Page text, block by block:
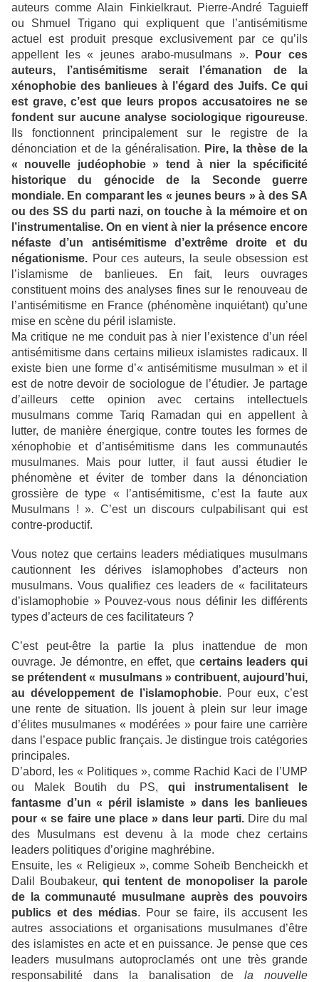
auteurs comme Alain Finkielkraut. Pierre-André Taguieff
ou Shmuel Trigano qui expliquent que l’antisémitisme
actuel est produit presque exclusivement par ce qu’ils
appellent les « jeunes arabo-musulmans ».
Pour ces
auteurs, l’antisémitisme serait l’émanation de la
xénophobie des banlieues à l’égard des Juifs. Ce qui
est grave, c’est que leurs propos accusatoires ne se
fondent sur aucune analyse sociologique rigoureuse.
Ils fonctionnent principalement sur le registre de la
dénonciation et de la généralisation. Pire, la thèse de la
« nouvelle judéophobie » tend à nier la spécificité
historique du génocide de la Seconde guerre
mondiale. En comparant les « jeunes beurs » à des SA
ou des SS du parti nazi, on touche à la mémoire et on
l’instrumentalise. On en vient à nier la présence encore
néfaste d’un antisémitisme d’extrême droite et du
négationisme. Pour ces auteurs, la seule obsession est
l’islamisme de banlieues. En fait, leurs ouvrages
constituent moins des analyses fines sur le renouveau de
l’antisémitisme en France (phénomène inquiétant) qu’une
mise en scène du péril islamiste.
Ma critique ne me conduit pas à nier l’existence d’un réel
antisémitisme dans certains milieux islamistes radicaux. Il
existe bien une forme d’« antisémitisme musulman » et il
est de notre devoir de sociologue de l’étudier. Je partage
d’ailleurs cette opinion avec certains intellectuels
musulmans comme Tariq Ramadan qui en appellent à
lutter, de manière énergique, contre toutes les formes de
xénophobie et d’antisémitisme dans les communautés
musulmanes. Mais pour lutter, il faut aussi étudier le
phénomène et éviter de tomber dans la dénonciation
grossière de type « l’antisémitisme, c’est la faute aux
Musulmans ! ». C’est un discours culpabilisant qui est
contre-productif.
Vous notez que certains leaders médiatiques musulmans
cautionnent les dérives islamophobes d’acteurs non
musulmans. Vous qualifiez ces leaders de « facilitateurs
d’islamophobie » Pouvez-vous nous définir les différents
types d’acteurs de ces facilitateurs ?
C’est peut-être la partie la plus inattendue de mon
ouvrage. Je démontre, en effet, que certains leaders qui
se prétendent « musulmans » contribuent, aujourd’hui,
au développement de l’islamophobie. Pour eux, c’est
une rente de situation. Ils jouent à plein sur leur image
d’élites musulmanes « modérées » pour faire une carrière
dans l’espace public français. Je distingue trois catégories
principales.
D’abord, les « Politiques », comme Rachid Kaci de l’UMP
ou Malek Boutih du PS, qui instrumentalisent le
fantasme d’un « péril islamiste » dans les banlieues
pour « se faire une place » dans leur parti.Dire du mal
des Musulmans est devenu à la mode chez certains
leaders politiques d’origine maghrébine.
Ensuite, les « Religieux », comme Soheïb Bencheickh et
Dalil Boubakeur, qui tentent de monopoliser la parole
de la communauté musulmane auprès des pouvoirs
publics et des médias. Pour se faire, ils accusent les
autres associations et organisations musulmanes d’être
des islamistes en acte et en puissance. Je pense que ces
leaders musulmans autoproclamés ont une très grande
responsabilité dans la banalisation dela nouvelle